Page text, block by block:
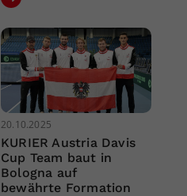
20.10.2025
KURIER Austria Davis
Cup Team baut in
Bologna auf
bewährte Formation